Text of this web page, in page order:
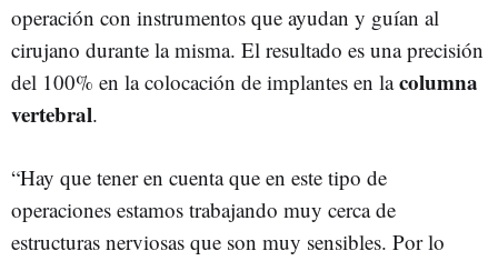
operación con instrumentos que ayudan y guían al
cirujano durante la misma. El resultado es una precisión
del 100% en la colocación de implantes en lacolumna
vertebral.
“Hay que tener en cuenta que en este tipo de
operaciones estamos trabajando muy cerca de
estructuras nerviosas que son muy sensibles. Por lo